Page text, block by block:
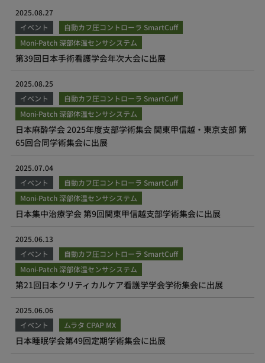
2025.08.27
イベント
自動カフ圧コントローラ SmartCuff
Moni-Patch 深部体温センサシステム
第39回日本手術看護学会年次大会に出展
2025.08.25
イベント
自動カフ圧コントローラ SmartCuff
Moni-Patch 深部体温センサシステム
日本麻酔学会 2025年度支部学術集会 関東甲信越・東京支部 第
65回合同学術集会に出展
2025.07.04
イベント
自動カフ圧コントローラ SmartCuff
Moni-Patch 深部体温センサシステム
日本集中治療学会 第9回関東甲信越支部学術集会に出展
2025.06.13
イベント
自動カフ圧コントローラ SmartCuff
Moni-Patch 深部体温センサシステム
第21回日本クリティカルケア看護学学会学術集会に出展
2025.06.06
イベント
ムラタ CPAP MX
日本睡眠学会第49回定期学術集会に出展